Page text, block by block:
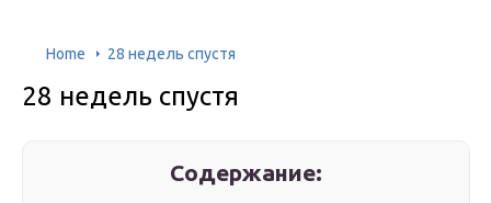
Home 28 недель спустя
28 недель спустя
Содержание: